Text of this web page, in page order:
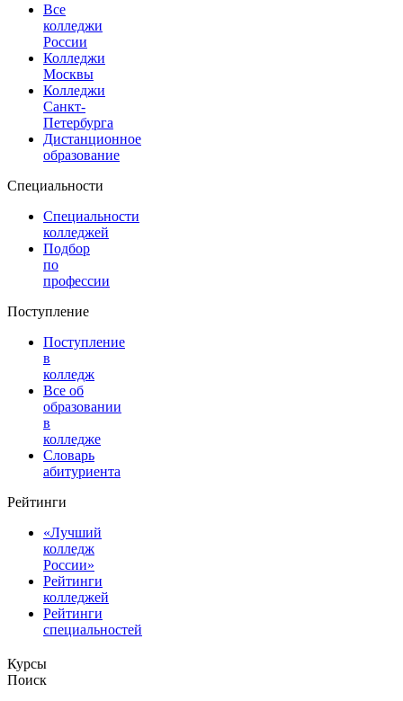
Все
колледжи
России
Колледжи
Москвы
Колледжи
Санкт-
Петербурга
Дистанционное
образование
Специальности
Специальности
колледжей
Подбор
по
профессии
Поступление
Поступление
в
колледж
Все об
образовании
в
колледже
Словарь
абитуриента
Рейтинги
«Лучший
колледж
России»
Рейтинги
колледжей
Рейтинги
специальностей
Курсы
Поиск